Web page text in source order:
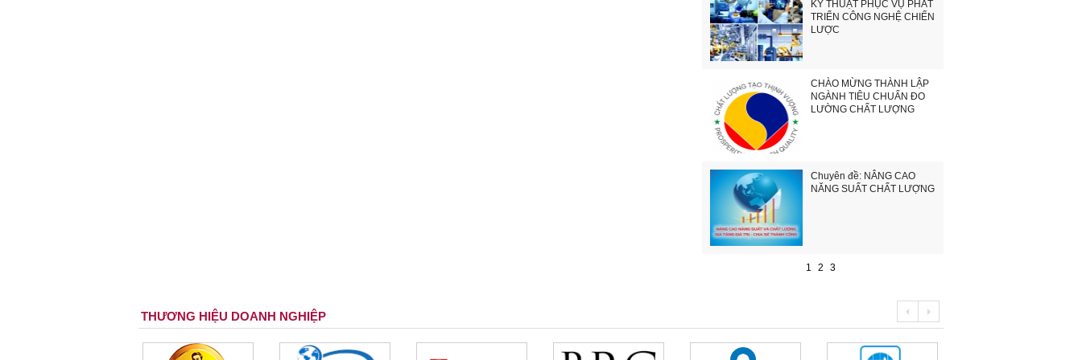
KỸ THUẬT PHỤC VỤ PHÁT
TRIỂN CÔNG NGHỆ CHIẾN
LƯỢC
CHÀO MỪNG THÀNH LẬP
NGÀNH TIÊU CHUẨN ĐO
LƯỜNG CHẤT LƯỢNG
Chuyên đề: NÂNG CAO
NĂNG SUẤT CHẤT LƯỢNG
1 2 3
THƯƠNG HIỆU DOANH NGHIỆP